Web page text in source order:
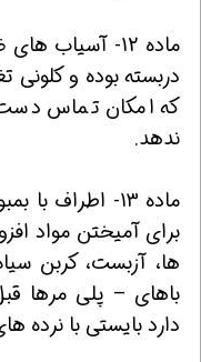
ماده 12-
دربسته بوده و کلونی
که امکان تماس دست
ندهد.
ماده 13- اطراف
برای آمیختن مواد
ها، آزبست، کربن
باهای – پلی مرها
دارد بایستی با نرده